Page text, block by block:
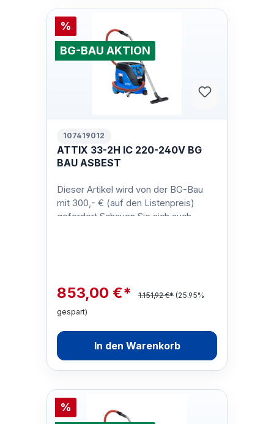
%
BG-BAU AKTION
107419012
ATTIX 33-2H IC 220-240V BG
BAU ASBEST
Dieser Artikel wird von der BG-Bau
mit 300,- € (auf den Listenpreis)
gefordert.Schauen Sie sich auch
853,00 €* 1.151,92 €* (25.95%
gespart)
In den Warenkorb
%